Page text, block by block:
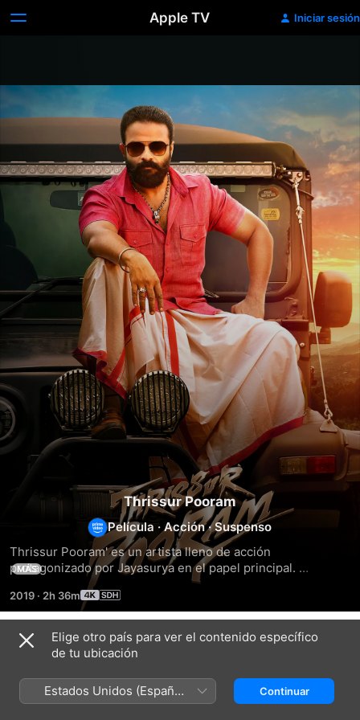
Apple TV Iniciar sesión
Thrissur Pooram
Película ·Acción ·Suspenso
Thrissur Pooram' es un artista lleno de acción
protagonizado por Jayasurya en el papel principal.
Jayasurya es Pullu Giri, un ex gángster radicado en
Thrissur, que ahora lleva una vida normal con su familia y
amigos. Cómo él, su familia y amigos son arrastrados a un
duelo con villanos actuales y de la nueva era de Thrissur
forma la trama de la película.
MÁS
2019 · 2h 36m
Títulos relacionados
Thanindhathu
Kaadu
Elige otro país para ver el contenido específico
de tu ubicación
Estados Unidos (Español
México)
Continuar